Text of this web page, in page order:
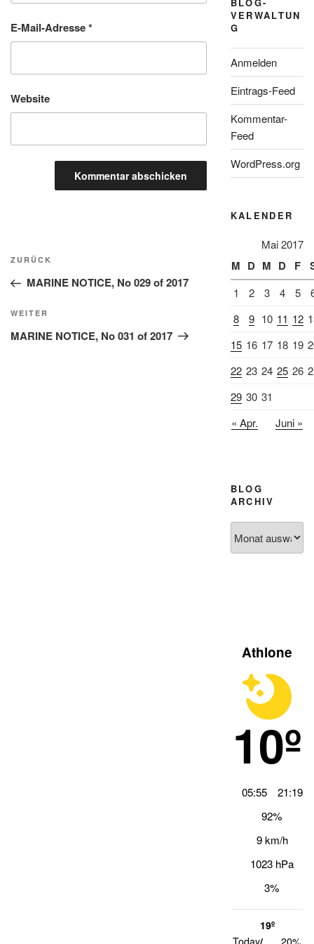
E-Mail-Adresse*
Website
Beitragsnavigation
Vorheriger
Beitrag
ZURÜCK
MARINE NOTICE, No 029 of 2017
Nächster
Beitrag
WEITER
MARINE NOTICE, No 031 of 2017
VERWALTUN
G
Anmelden
Eintrags-Feed
Kommentar-
Feed
WordPress.org
KALENDER
Mai 2017
M D M D F
1 2 3 4 5
8
9 10 11 12
15 16 17 18 19
22 23 24 25 26
29 30 31
« Apr.
Juni »
BLOG
ARCHIV
Archiv
Athlone
10º
05:55
21:19
92%
9 km/h
1023 hPa
3%
19º